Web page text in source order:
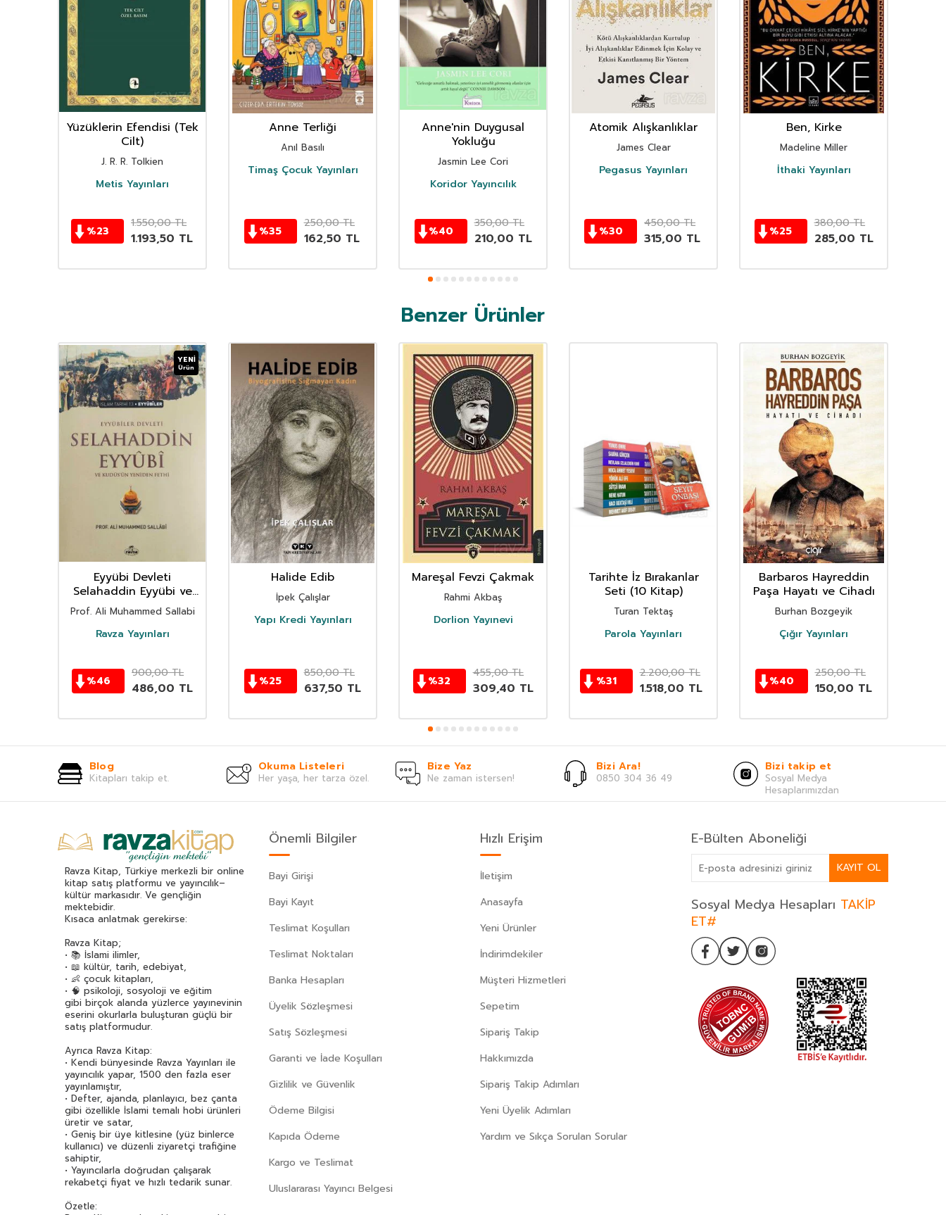
Yüzüklerin Efendisi (Tek
Cilt)
J. R. R. Tolkien
Metis Yayınları
%23
1.550,00TL
1.193,50 TL
Anne Terliği
Anıl Basılı
Timaş Çocuk Yayınları
%35
250,00TL
162,50 TL
Anne'nin Duygusal
Yokluğu
Jasmin Lee Cori
Koridor Yayıncılık
%40
350,00TL
210,00 TL
Atomik Alışkanlıklar
James Clear
Pegasus Yayınları
%30
450,00TL
315,00 TL
Ben, Kirke
Madeline Miller
İthaki Yayınları
%25
380,00TL
285,00 TL
Benzer Ürünler
YENI
Ürün
Eyyübi Devleti
Selahaddin Eyyübi ve
Kudüs’ün Yeniden Fethi
Prof. Ali Muhammed Sallabi
Ravza Yayınları
%46
900,00TL
486,00 TL
Halide Edib
İpek Çalışlar
Yapı Kredi Yayınları
%25
850,00TL
637,50 TL
Mareşal Fevzi Çakmak
Rahmi Akbaş
Dorlion Yayınevi
%32
455,00TL
309,40 TL
Tarihte İz Bırakanlar
Seti (10 Kitap)
Turan Tektaş
Parola Yayınları
%31
2.200,00TL
1.518,00 TL
Barbaros Hayreddin
Paşa Hayatı ve Cihadı
Burhan Bozgeyik
Çığır Yayınları
%40
250,00TL
150,00 TL
Blog
Kitapları takip et.
Okuma Listeleri
Her yaşa, her tarza özel.
Bize Yaz
Ne zaman istersen!
Bizi Ara!
0850 304 36 49
Bizi takip et
Sosyal Medya
Hesaplarımızdan
Ravza Kitap, Türkiye merkezli bir online
kitap satış platformu ve yayıncılık–
kültür markasıdır. Ve gençliğin
mektebidir.
Kısaca anlatmak gerekirse:
Ravza Kitap;
• 📚 İslami ilimler,
• 📖 kültür, tarih, edebiyat,
• 👶 çocuk kitapları,
• 🧠 psikoloji, sosyoloji ve eğitim
gibi birçok alanda yüzlerce yayınevinin
eserini okurlarla buluşturan güçlü bir
satış platformudur.
Ayrıca Ravza Kitap:
• Kendi bünyesinde Ravza Yayınları ile
yayıncılık yapar, 1500 den fazla eser
yayınlamıştır,
• Defter, ajanda, planlayıcı, bez çanta
gibi özellikle İslami temalı hobi ürünleri
üretir ve satar,
• Geniş bir üye kitlesine (yüz binlerce
kullanıcı) ve düzenli ziyaretçi trafiğine
sahiptir,
• Yayıncılarla doğrudan çalışarak
rekabetçi fiyat ve hızlı tedarik sunar.
Özetle:
Önemli Bilgiler
Bayi Girişi
Bayi Kayıt
Teslimat Koşulları
Teslimat Noktaları
Banka Hesapları
Üyelik Sözleşmesi
Satış Sözleşmesi
Garanti ve İade Koşulları
Gizlilik ve Güvenlik
Ödeme Bilgisi
Kapıda Ödeme
Kargo ve Teslimat
Uluslararası Yayıncı Belgesi
Hızlı Erişim
İletişim
Anasayfa
Yeni Ürünler
İndirimdekiler
Müşteri Hizmetleri
Sepetim
Sipariş Takip
Hakkımızda
Sipariş Takip Adımları
Yeni Üyelik Adımları
Yardım ve Sıkça Sorulan Sorular
E-Bülten Aboneliği
KAYIT OL
Sosyal Medya Hesapları TAKİP
ET#